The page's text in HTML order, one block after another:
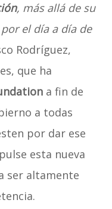
, más allá de su
el día a día de
Rodríguez,
que ha
a fin de
a todas
por dar ese
esta nueva
ser altamente